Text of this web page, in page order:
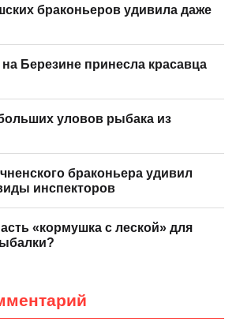
браконьеров удивила даже
Березине принесла красавца
уловов рыбака из
браконьера удивил
инспекторов
«кормушка с леской» для